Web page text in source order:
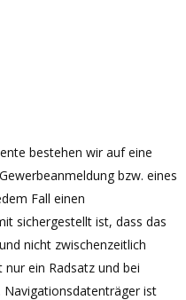
bestehen wir auf eine
bzw. eines
Fall einen
sichergestellt ist, dass das
nicht zwischenzeitlich
ein Radsatz und bei
Navigationsdatenträger ist